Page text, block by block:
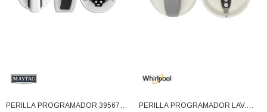
$30.68
PERILLA PROGRAMADOR 3956786
PERILLA PROGRAMADOR LAV.